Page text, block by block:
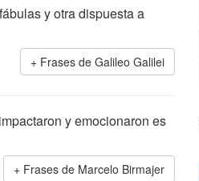
y otra dispuesta a
Frases de Galileo Galilei
y emocionaron es
Frases de Marcelo Birmajer